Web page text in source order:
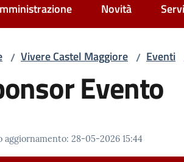
Novità
/ Vivere Castel Maggiore / Eventi
Evento
aggiornamento: 28-05-2026 15:44